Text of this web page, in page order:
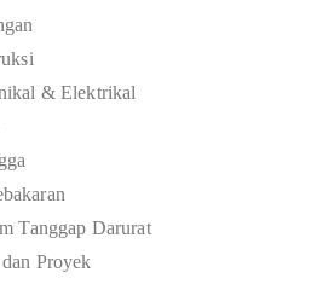
& Elektrikal
Tanggap Darurat
Proyek